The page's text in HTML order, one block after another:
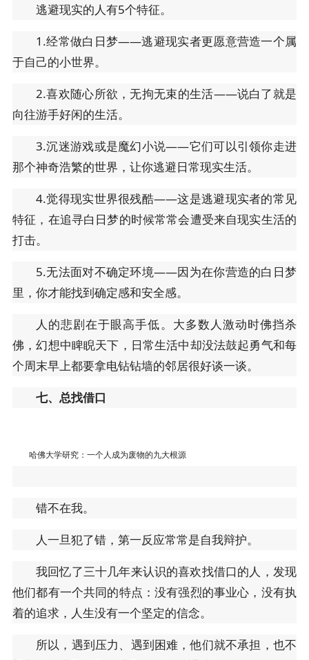
逃避现实的人有5个特征。
1.经常做白日梦——逃避现实者更愿意营造一个属
于自己的小世界。
2.喜欢随心所欲，无拘无束的生活——说白了就是
向往游手好闲的生活。
3.沉迷游戏或是魔幻小说——它们可以引领你走进
那个神奇浩繁的世界，让你逃避日常现实生活。
4.觉得现实世界很残酷——这是逃避现实者的常见
特征，在追寻白日梦的时候常常会遭受来自现实生活的
打击。
5.无法面对不确定环境——因为在你营造的白日梦
里，你才能找到确定感和安全感。
人的悲剧在于眼高手低。大多数人激动时佛挡杀
佛，幻想中睥睨天下，日常生活中却没法鼓起勇气和每
个周末早上都要拿电钻钻墙的邻居很好谈一谈。
七、总找借口
哈佛大学研究：一个人成为废物的九大根源
错不在我。
人一旦犯了错，第一反应常常是自我辩护。
我回忆了三十几年来认识的喜欢找借口的人，发现
他们都有一个共同的特点：没有强烈的事业心，没有执
着的追求，人生没有一个坚定的信念。
所以，遇到压力、遇到困难，他们就不承担，也不